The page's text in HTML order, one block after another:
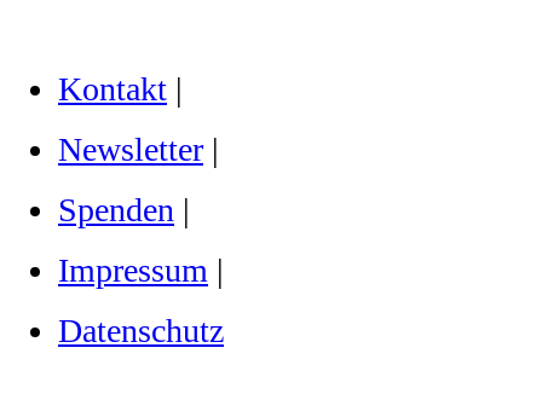
Kontakt |
Newsletter |
Spenden |
Impressum |
Datenschutz